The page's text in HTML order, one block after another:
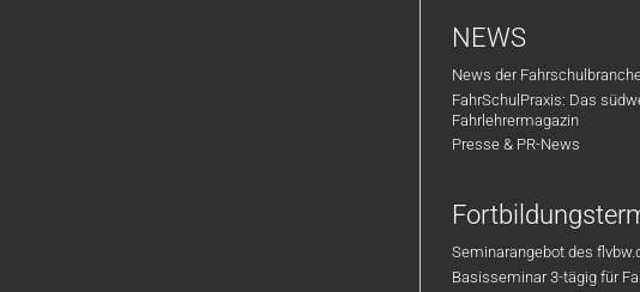
NEWS
News der
FahrSchulPraxis: Das
Fahrlehrermagazin
Presse & PR-News
Seminarangebot des
Basisseminar 3-tägig für